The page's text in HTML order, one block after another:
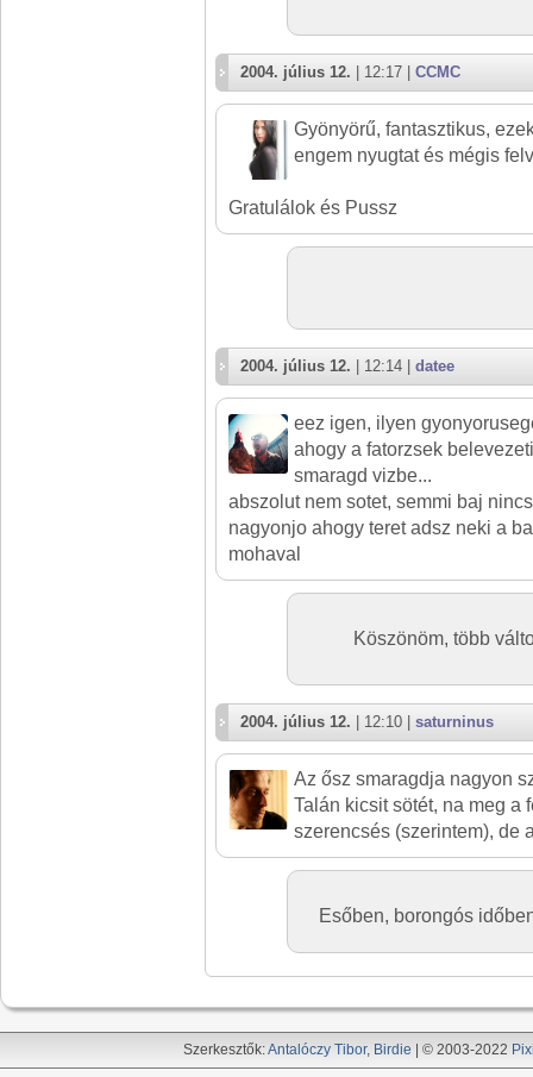
2004. július 12. | 12:17 | CCMC
Gyönyörű, fantasztikus,
engem nyugtat és mégis
Gratulálok és Pussz
2004. július 12. | 12:14 | datee
eez igen, ilyen
ahogy a fatorzsek
smaragd vizbe...
abszolut nem sotet, semmi baj
nagyonjo ahogy teret adsz neki a
mohaval
Köszönöm, több
2004. július 12. | 12:10 | saturninus
Az ősz smaragdja nagyon
Talán kicsit sötét, na meg a
szerencsés (szerintem), de
Esőben, borongós
Szerkesztők:Antalóczy Tibor, Birdie | © 2003-2022